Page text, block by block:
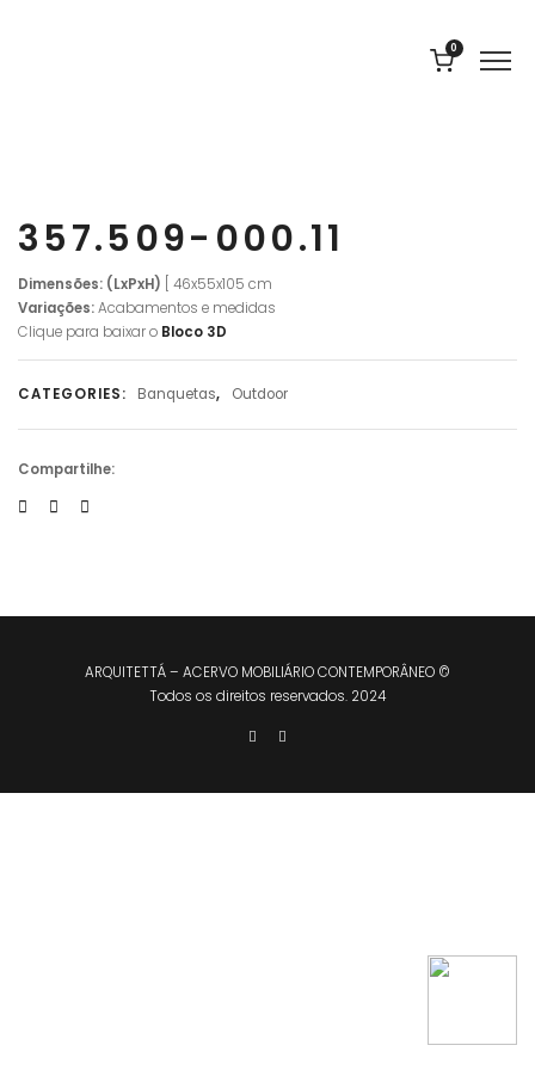
0
357.509-000.11
Dimensões: (LxPxH)
[ 46x55x105 cm
Variações:Acabamentos e medidas
Clique para baixar o Bloco 3D
CATEGORIES: Banquetas, Outdoor
Compartilhe:
ARQUITETTÁ – ACERVO MOBILIÁRIO CONTEMPORÂNEO ©
Todos os direitos reservados. 2024